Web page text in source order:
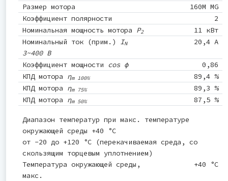
Размер мотора
160M MG
Коэффициент полярности
2
Номинальная мощность мотора P2
11 кВт
Номинальный ток (прим.) IN
3~400 В
20,4 A
Коэффициент мощности cos φ
0,86
КПД мотора ηm 100%
89,4 %
КПД мотора ηm 75%
89,3 %
КПД мотора ηm 50% 87,5 %
Диапазон температур при макс. температуре
окружающей среды +40 °C
от -20 до +120 °C (перекачиваемая среда, со
скользящим торцевым уплотнением)
Температура окружающей среды,
макс.
+40 °C